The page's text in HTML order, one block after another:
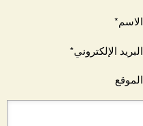
الاسم*
البريد الإلكتروني*
الموقع